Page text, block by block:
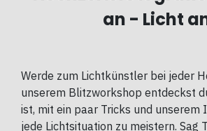
an - Licht
Werde zum Lichtkünstler bei jeder
unserem Blitzworkshop entdeckst
ist, mit ein paar Tricks und unserem
jede Lichtsituation zu meistern. Sag